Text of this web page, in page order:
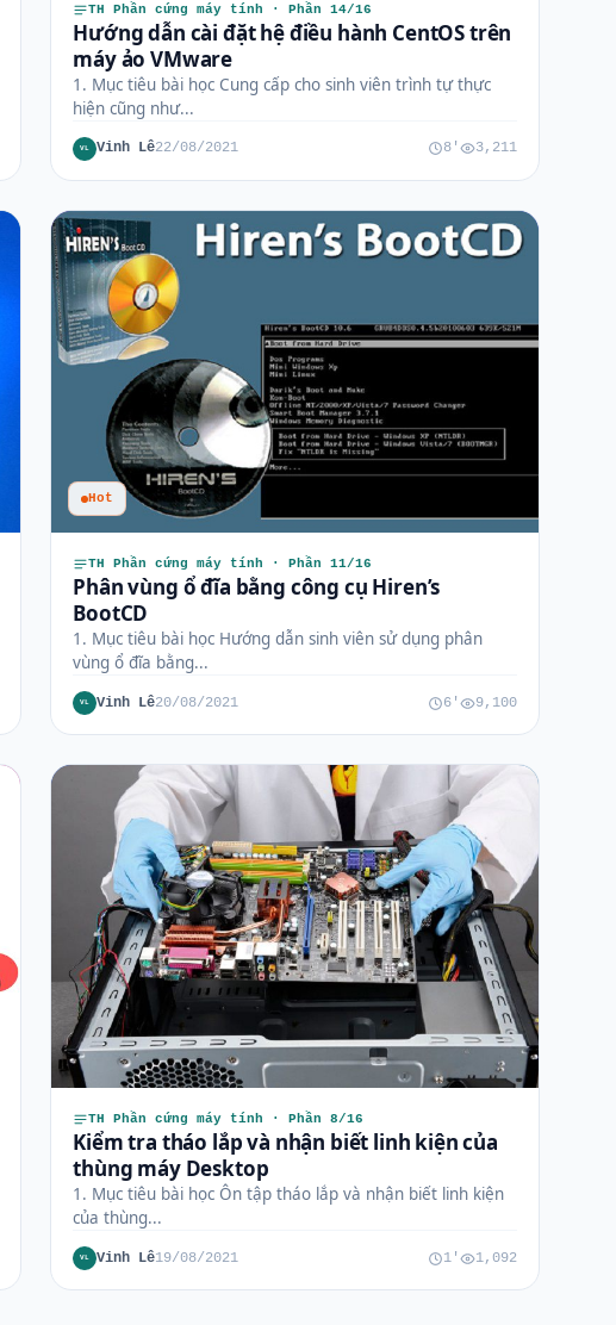
TH Phần cứng máy tính · Phần 14/16
Hướng dẫn cài đặt hệ điều hành CentOS trên
máy ảo VMware
1. Mục tiêu bài học Cung cấp cho sinh viên trình tự thực
hiện cũng như...
VL Vinh Lê22/08/2021 8' 3,211
Hot
TH Phần cứng máy tính · Phần 11/16
Phân vùng ổ đĩa bằng công cụ Hiren’s
BootCD
1. Mục tiêu bài học Hướng dẫn sinh viên sử dụng phân
vùng ổ đĩa bằng...
VL Vinh Lê20/08/2021 6' 9,100
TH Phần cứng máy tính · Phần 8/16
Kiểm tra tháo lắp và nhận biết linh kiện của
thùng máy Desktop
1. Mục tiêu bài học Ôn tập tháo lắp và nhận biết linh kiện
của thùng...
VL Vinh Lê19/08/2021 1' 1,092